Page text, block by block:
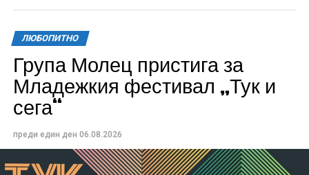
ЛЮБОПИТНО
Група Молец пристига за
Младежкия фестивал „Тук и
сега“
преди един ден 06.08.2026